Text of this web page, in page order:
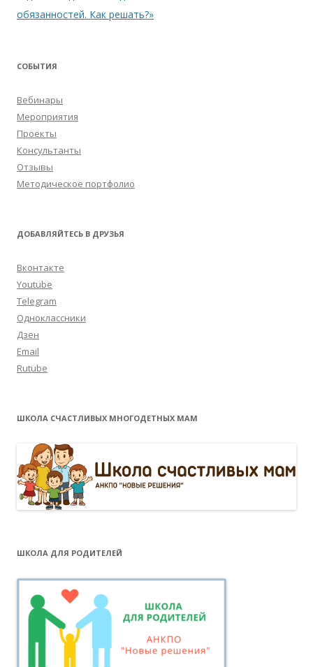
обязанностей. Как решать?»
СОБЫТИЯ
Вебинары
Мероприятия
Проекты
Консультанты
Отзывы
Методическое портфолио
ДОБАВЛЯЙТЕСЬ В ДРУЗЬЯ
Вконтакте
Youtube
Telegram
Одноклассники
Дзен
Email
Rutube
ШКОЛА СЧАСТЛИВЫХ МНОГОДЕТНЫХ МАМ
ШКОЛА ДЛЯ РОДИТЕЛЕЙ